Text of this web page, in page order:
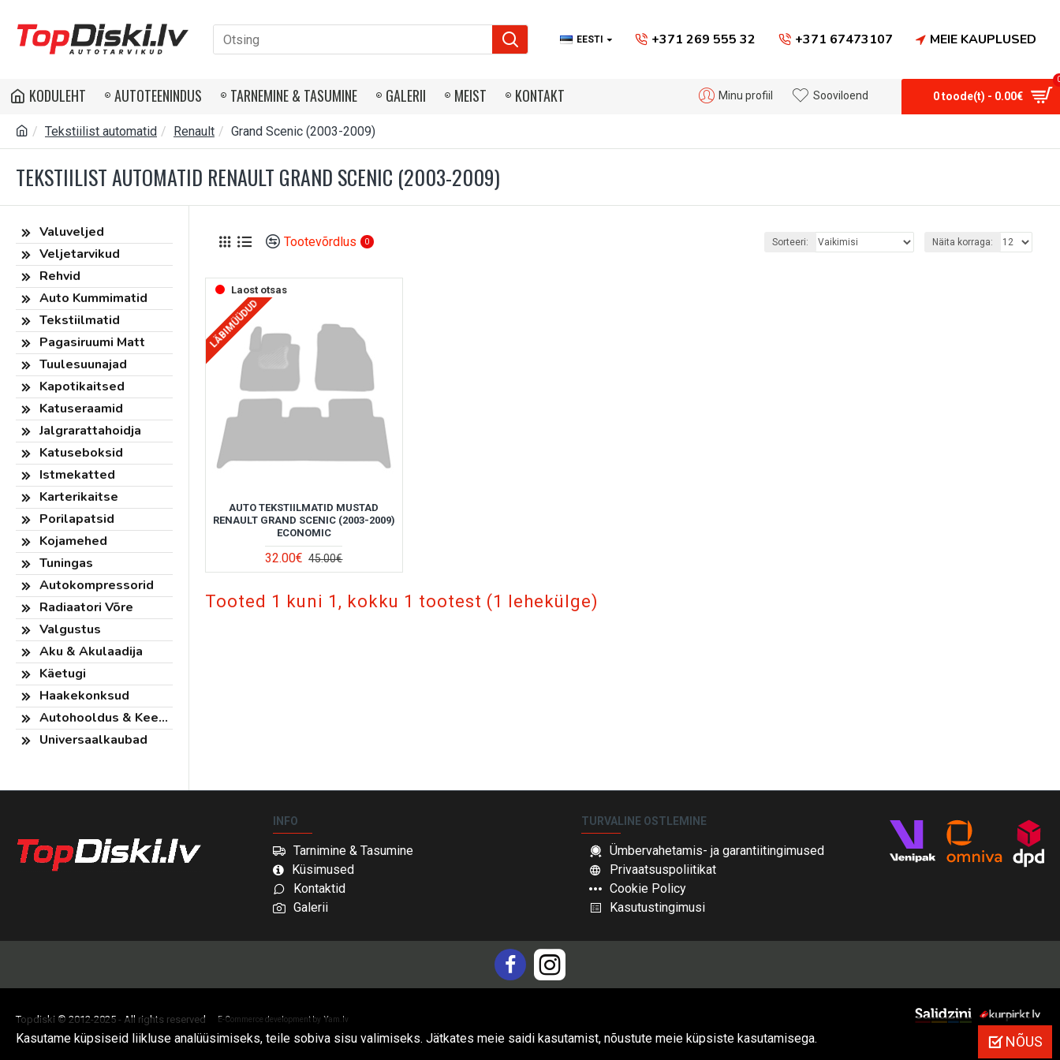
EESTI +371 269 555 32 +371 67473107 MEIE KAUPLUSED
KODULEHT AUTOTEENINDUS TARNEMINE & TASUMINE GALERII MEIST KONTAKT Minu profiil Sooviloend 0 toode(t) - 0.00€
Tekstiilist automatid Renault Grand Scenic (2003-2009)
TEKSTIILIST AUTOMATID RENAULT GRAND SCENIC (2003-2009)
Valuveljed
Veljetarvikud
Rehvid
Auto Kummimatid
Tekstiilmatid
Pagasiruumi Matt
Tuulesuunajad
Kapotikaitsed
Katuseraamid
Jalgrarattahoidja
Katuseboksid
Istmekatted
Karterikaitse
Porilapatsid
Kojamehed
Tuningas
Autokompressorid
Radiaatori Võre
Valgustus
Aku & Akulaadija
Käetugi
Haakekonksud
Autohooldus & Keemia
Universaalkaubad
Tootevõrdlus 0 Sorteeri: Näita korraga:
Laost otsas
LÄBIMÜÜDUD
AUTO TEKSTIILMATID MUSTAD
RENAULT GRAND SCENIC (2003-2009)
ECONOMIC
32.00€ 45.00€
Tooted 1 kuni 1, kokku 1 tootest (1 lehekülge)
INFO
Tarnimine & Tasumine
Küsimused
Kontaktid
Galerii
TURVALINE OSTLEMINE
Ümbervahetamis- ja garantiitingimused
Privaatsuspoliitikat
Cookie Policy
Kasutustingimusi
Topdiski © 2012-2025 - All rights reserved E-Commerce development by Yam.lv
NÕUS
Kasutame küpsiseid liikluse analüüsimiseks, teile sobiva sisu valimiseks. Jätkates meie saidi kasutamist, nõustute meie küpsiste kasutamisega.